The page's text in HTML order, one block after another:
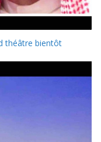
théâtre bientôt